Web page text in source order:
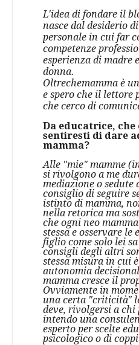
L'idea di fondare il
nasce dal desiderio
personale in cui far
competenze
esperienza di madre
donna.
Oltrechemamma è
e spero che il lettore
che cerco di
Da educatrice,
sentiresti di dare
mamma?
Alle "mie" mamme
si rivolgono a me
mediazione o sedute
consiglio di seguire
istinto di mamma,
nella retorica ma
che ogni neo
stessa e osservare le
figlio come solo lei
consigli degli altri
stessa misura in cui
autonomia
mamma cresce il
Ovviamente in
una certa "criticità"
deve, rivolgersi a chi
intendo una
esperto per scelte
psicologico o di